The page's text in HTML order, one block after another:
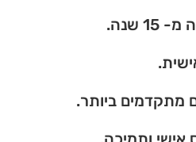
שנה.
מתקדמים ביותר.